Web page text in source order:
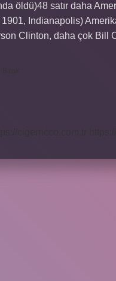
öldü)48 satır daha
Indianapolis)
Clinton, daha çok